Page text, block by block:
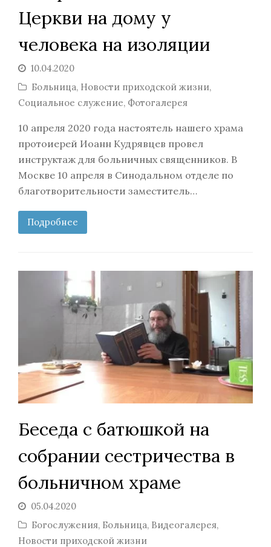
Церкви на дому у
человека на изоляции
10.04.2020
Больница, Новости приходской жизни,
Социальное служение, Фотогалерея
10 апреля 2020 года настоятель нашего храма
протоиерей Иоанн Кудрявцев провел
инструктаж для больничных священников. В
Москве 10 апреля в Синодальном отделе по
благотворительности заместитель…
Подробнее
Беседа с батюшкой на
собрании сестричества в
больничном храме
05.04.2020
Богослужения, Больница, Видеогалерея,
Новости приходской жизни